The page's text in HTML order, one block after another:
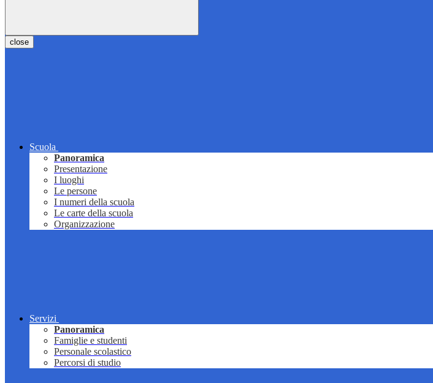
close
Scuola
Panoramica
Presentazione
I luoghi
Le persone
I numeri della scuola
Le carte della scuola
Organizzazione
Servizi
Panoramica
Famiglie e studenti
Personale scolastico
Percorsi di studio